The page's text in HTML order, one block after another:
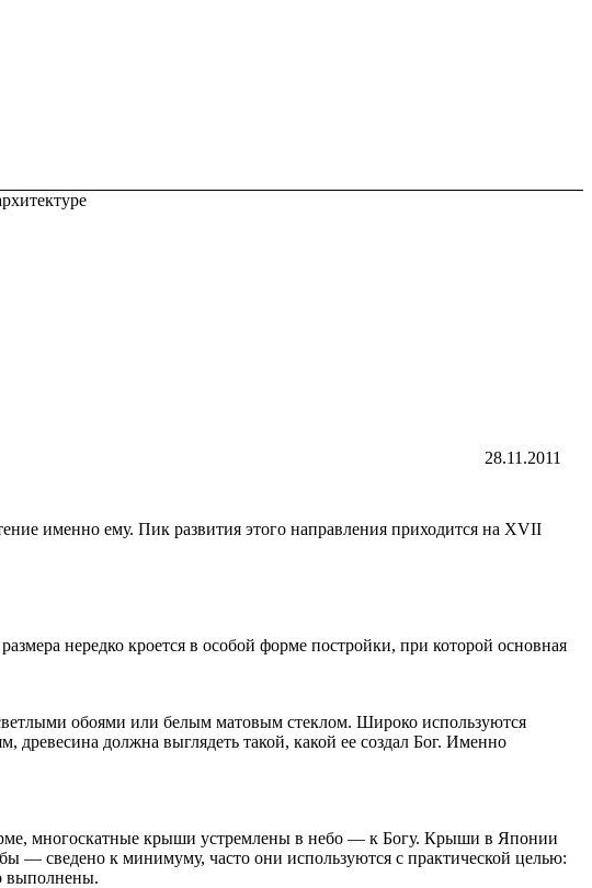
28.11.2011
именно ему. Пик развития этого направления приходится на XVII
нередко кроется в особой форме постройки, при которой основная
обоями или белым матовым стеклом. Широко используются
должна выглядеть такой, какой ее создал Бог. Именно
многоскатные крыши устремлены в небо — к Богу. Крыши в Японии
— сведено к минимуму, часто они используются с практической целью:
выполнены.